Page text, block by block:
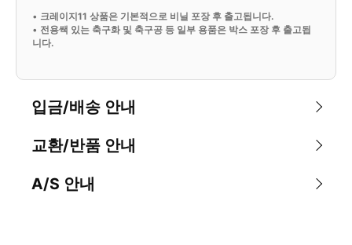
• 크레이지11 상품은 기본적으로 비닐 포장 후 출고됩니다.
• 전용쌕 있는 축구화 및 축구공 등 일부 용품은 박스 포장 후 출고됩
니다.
입금/배송 안내
교환/반품 안내
A/S 안내